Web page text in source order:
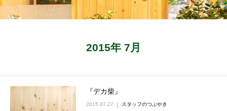
2015年 7月
『デカ柴』
2015.07.27 スタッフのつぶやき
☎ 0120-09-4133